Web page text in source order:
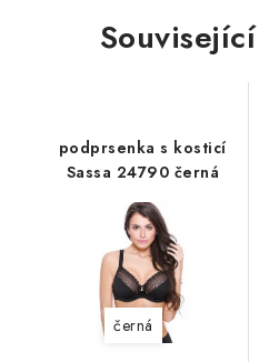
podprsenka s kosticí
Sassa 24790 černá
černá